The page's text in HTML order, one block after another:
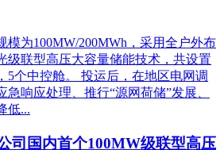
模为100MW/200MWh，采用全户外布
级联型高压大容量储能技术，共设置
5个中控舱。 投运后，在地区电网调
急响应处理、推行“源网荷储”发展、
低...
司国内首个100MW级联型高压